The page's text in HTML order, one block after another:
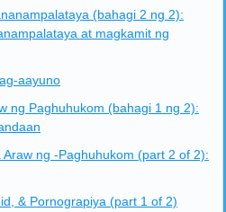
(bahagi 2 ng 2):
at magkamit ng
aayuno
ng Paghuhukom (bahagi 1 ng 2):
ng -Paghuhukom (part 2 of 2):
& Pornograpiya (part 1 of 2)